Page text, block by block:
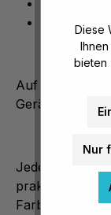
ohne Stuhl
Auf vier
Geräte unter.
Jeder dieser
praktischen
Farbe und
Diese
bieten
Nur